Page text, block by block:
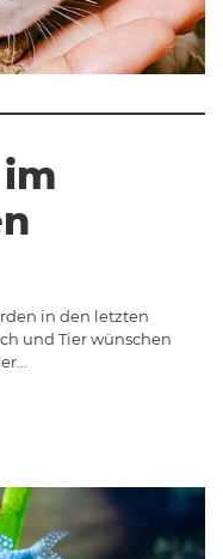
in den letzten
und Tier wünschen